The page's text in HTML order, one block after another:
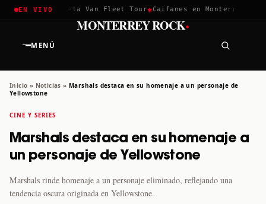
EN VIVO
2026✱Greta Van Fleet Tour✱Caifanes en Monterrey · 12
MENÚ
MONTERREY ROCK·
Inicio » Noticias » Marshals destaca en su homenaje a un personaje de
Yellowstone
CINE Y SERIES
Marshals destaca en su homenaje a
un personaje de Yellowstone
Marshals rinde homenaje a un personaje eliminado, reflejando una
tendencia oscura originada en Yellowstone.